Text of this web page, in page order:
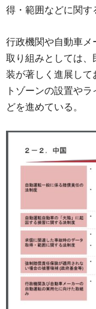
得・範囲などに関す
行政機関や自動車メ
取り組みとしては、
装が著しく進展して
トゾーンの設置や
どを進めている。